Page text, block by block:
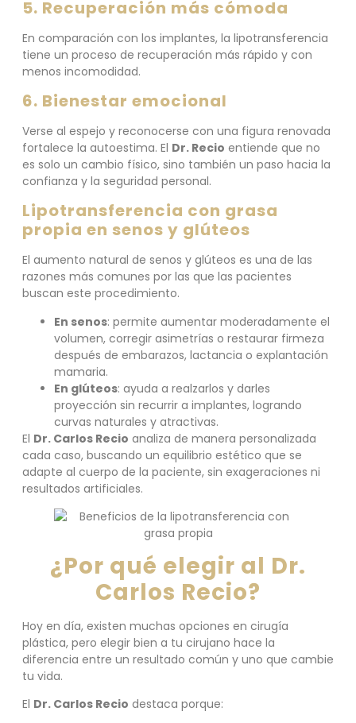
5. Recuperación más cómoda
En comparación con los implantes, la lipotransferencia
tiene un proceso de recuperación más rápido y con
menos incomodidad.
6. Bienestar emocional
Verse al espejo y reconocerse con una figura renovada
fortalece la autoestima. El Dr. Recio entiende que no
es solo un cambio físico, sino también un paso hacia la
confianza y la seguridad personal.
Lipotransferencia con grasa
propia en senos y glúteos
El aumento natural de senos y glúteos es una de las
razones más comunes por las que las pacientes
buscan este procedimiento.
En senos: permite aumentar moderadamente el
volumen, corregir asimetrías o restaurar firmeza
después de embarazos, lactancia o explantación
mamaria.
En glúteos: ayuda a realzarlos y darles
proyección sin recurrir a implantes, logrando
curvas naturales y atractivas.
El Dr. Carlos Recio analiza de manera personalizada
cada caso, buscando un equilibrio estético que se
adapte al cuerpo de la paciente, sin exageraciones ni
resultados artificiales.
¿Por qué elegir al Dr.
Carlos Recio?
Hoy en día, existen muchas opciones en cirugía
plástica, pero elegir bien a tu cirujano hace la
diferencia entre un resultado común y uno que cambie
tu vida.
El Dr. Carlos Recio destaca porque: